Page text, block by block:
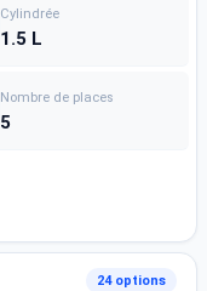
Cylindrée
1.5 L
Nombre de places
5
24 options